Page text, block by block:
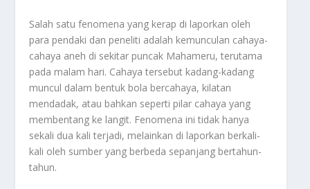
Salah satu fenomena yang kerap di laporkan oleh
para pendaki dan peneliti adalah kemunculan cahaya-
cahaya aneh di sekitar puncak Mahameru, terutama
pada malam hari. Cahaya tersebut kadang-kadang
muncul dalam bentuk bola bercahaya, kilatan
mendadak, atau bahkan seperti pilar cahaya yang
membentang ke langit. Fenomena ini tidak hanya
sekali dua kali terjadi, melainkan di laporkan berkali-
kali oleh sumber yang berbeda sepanjang bertahun-
tahun.